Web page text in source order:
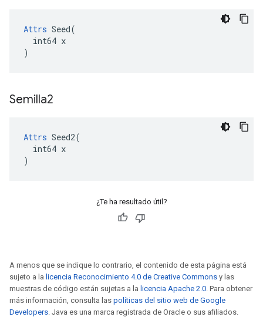
Attrs Seed(
  int64 x
)
Semilla2
Attrs Seed2(
  int64 x
)
¿Te ha resultado útil?
A menos que se indique lo contrario, el contenido de esta página está
sujeto a la licencia Reconocimiento 4.0 de Creative Commons y las
muestras de código están sujetas a la licencia Apache 2.0. Para obtener
más información, consulta las políticas del sitio web de Google
Developers. Java es una marca registrada de Oracle o sus afiliados.